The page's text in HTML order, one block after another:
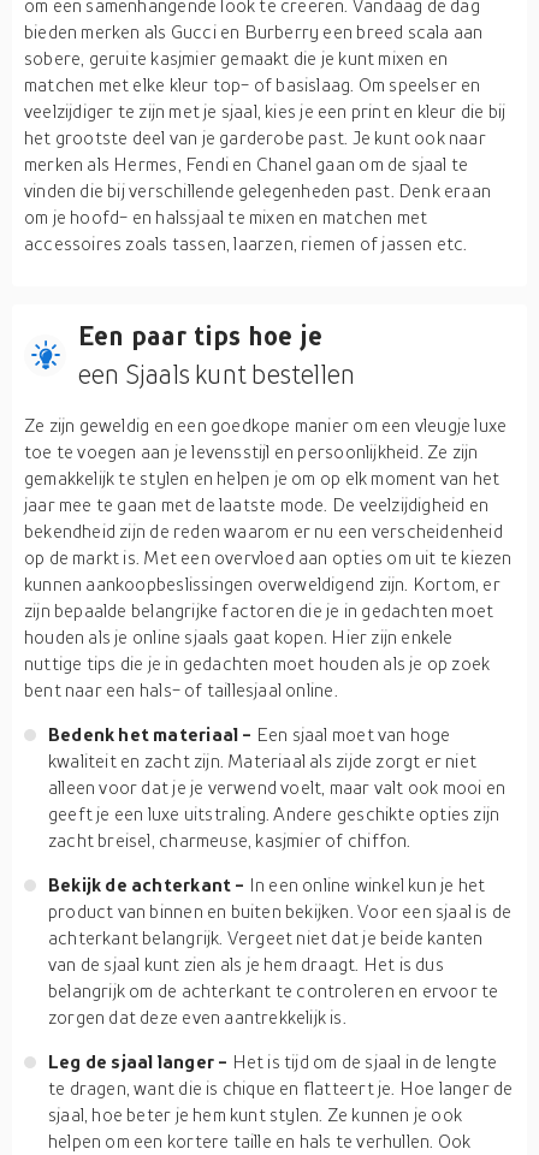
om een samenhangende look te creëren. Vandaag de dag
bieden merken als Gucci en Burberry een breed scala aan
sobere, geruite kasjmier gemaakt die je kunt mixen en
matchen met elke kleur top- of basislaag. Om speelser en
veelzijdiger te zijn met je sjaal, kies je een print en kleur die bij
het grootste deel van je garderobe past. Je kunt ook naar
merken als Hermes, Fendi en Chanel gaan om de sjaal te
vinden die bij verschillende gelegenheden past. Denk eraan
om je hoofd- en halssjaal te mixen en matchen met
accessoires zoals tassen, laarzen, riemen of jassen etc.
Een paar tips hoe je
een Sjaals kunt bestellen
Ze zijn geweldig en een goedkope manier om een vleugje luxe
toe te voegen aan je levensstijl en persoonlijkheid. Ze zijn
gemakkelijk te stylen en helpen je om op elk moment van het
jaar mee te gaan met de laatste mode. De veelzijdigheid en
bekendheid zijn de reden waarom er nu een verscheidenheid
op de markt is. Met een overvloed aan opties om uit te kiezen
kunnen aankoopbeslissingen overweldigend zijn. Kortom, er
zijn bepaalde belangrijke factoren die je in gedachten moet
houden als je online sjaals gaat kopen. Hier zijn enkele
nuttige tips die je in gedachten moet houden als je op zoek
bent naar een hals- of taillesjaal online.
Bedenk het materiaal - Een sjaal moet van hoge
kwaliteit en zacht zijn. Materiaal als zijde zorgt er niet
alleen voor dat je je verwend voelt, maar valt ook mooi en
geeft je een luxe uitstraling. Andere geschikte opties zijn
zacht breisel, charmeuse, kasjmier of chiffon.
Bekijk de achterkant - In een online winkel kun je het
product van binnen en buiten bekijken. Voor een sjaal is de
achterkant belangrijk. Vergeet niet dat je beide kanten
van de sjaal kunt zien als je hem draagt. Het is dus
belangrijk om de achterkant te controleren en ervoor te
zorgen dat deze even aantrekkelijk is.
Leg de sjaal langer - Het is tijd om de sjaal in de lengte
te dragen, want die is chique en flatteert je. Hoe langer de
sjaal, hoe beter je hem kunt stylen. Ze kunnen je ook
helpen om een kortere taille en hals te verhullen. Ook